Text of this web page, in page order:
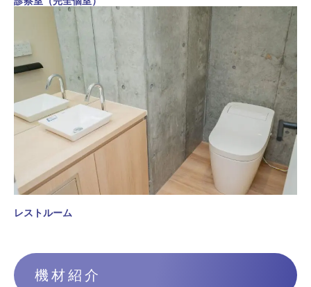
レストルーム
機材紹介